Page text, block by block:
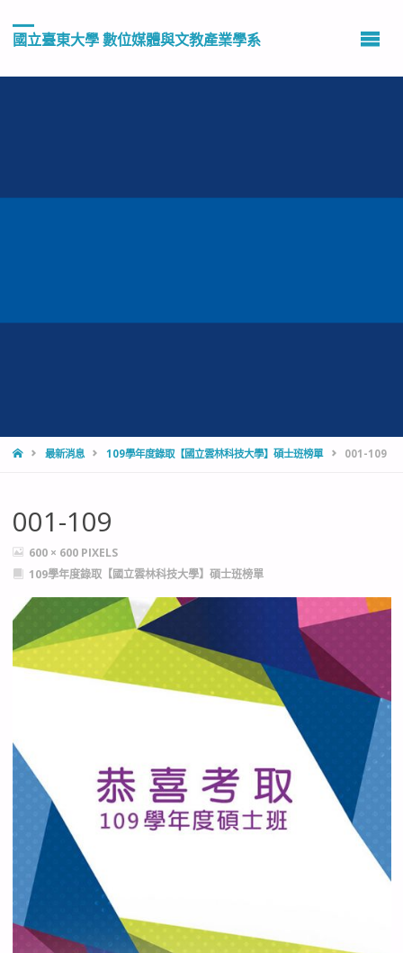
國立臺東大學 數位媒體與文教產業學系
HOME最新消息 109學年度錄取【國立雲林科技大學】碩士班榜單 001-109
001-109
FULL
SIZE
600 × 600 PIXELS
109學年度錄取【國立雲林科技大學】碩士班榜單